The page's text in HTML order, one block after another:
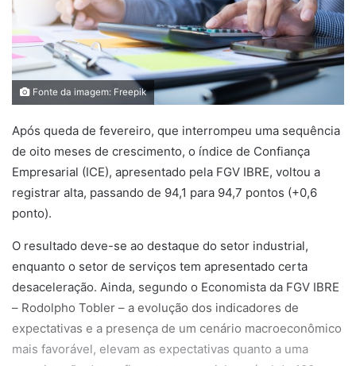
Fonte da imagem: Freepik
Após queda de fevereiro, que interrompeu uma sequência
de oito meses de crescimento, o índice de Confiança
Empresarial (ICE), apresentado pela FGV IBRE, voltou a
registrar alta, passando de 94,1 para 94,7 pontos (+0,6
ponto).
O resultado deve-se ao destaque do setor industrial,
enquanto o setor de serviços tem apresentado certa
desaceleração. Ainda, segundo o Economista da FGV IBRE
– Rodolpho Tobler – a evolução dos indicadores de
expectativas e a presença de um cenário macroeconômico
mais favorável, elevam as expectativas quanto a uma